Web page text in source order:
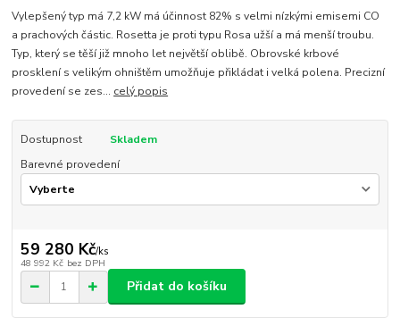
Vylepšený typ má 7,2 kW má účinnost 82% s velmi nízkými emisemi CO
a prachových částic. Rosetta je proti typu Rosa užší a má menší troubu.
Typ, který se těší již mnoho let největší oblibě. Obrovské krbové
prosklení s velikým ohništěm umožňuje přikládat i velká polena. Precizní
provedení se zes... celý popis
Dostupnost
Skladem
Barevné provedení
59 280 Kč/ks
48 992 Kč bez DPH
Přidat do košíku